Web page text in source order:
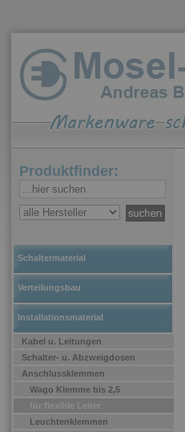
Produktfinder:
Schaltermaterial
Verteilungsbau
Installationsmaterial
Kabel u. Leitungen
Schalter- u. Abzweigdosen
Anschlussklemmen
Wago Klemme bis 2,5
für flexible Leiter
Leuchtenklemmen